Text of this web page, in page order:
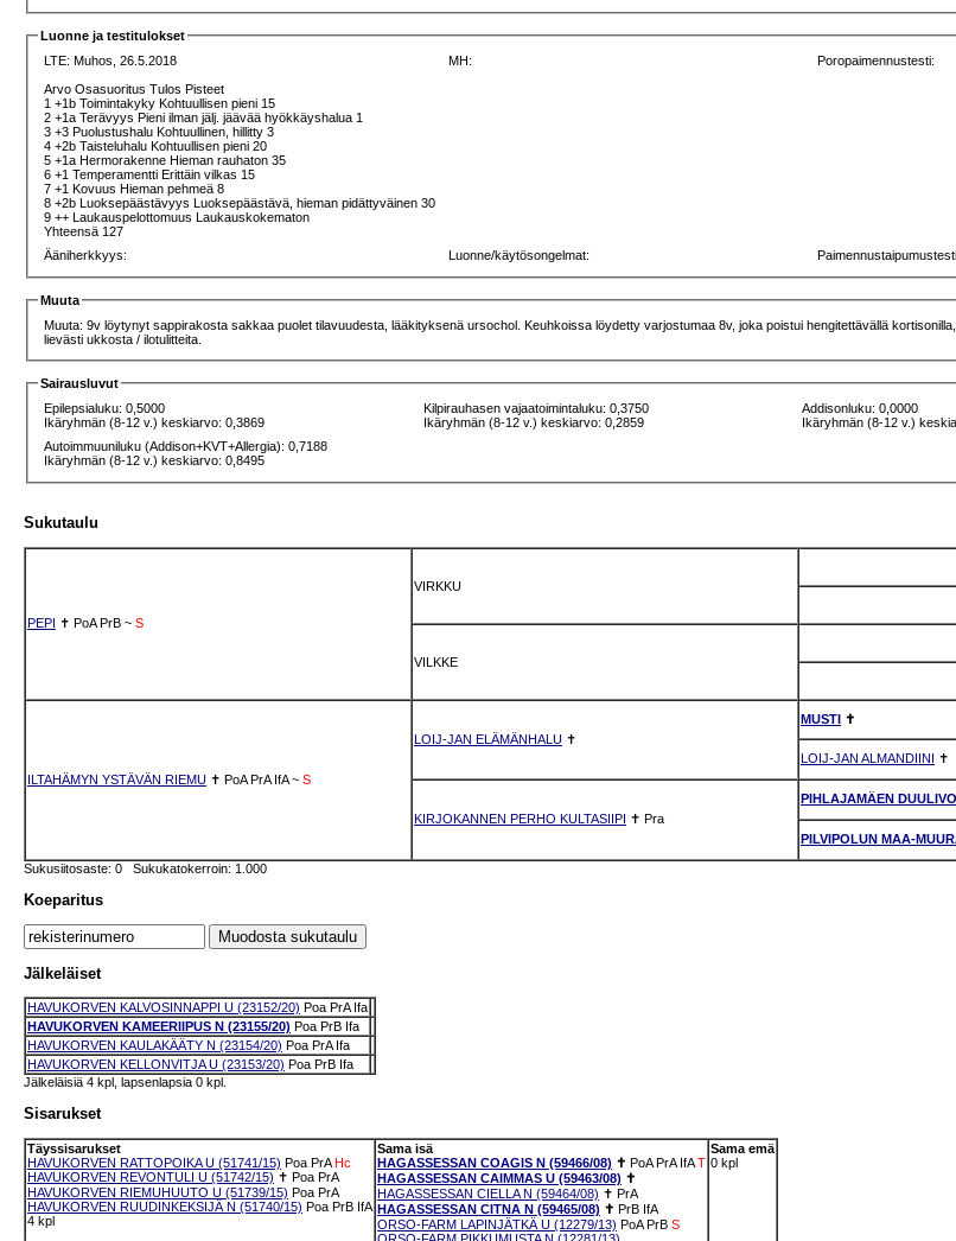
Luonne ja testitulokset
LTE:Muhos, 26.5.2018
Arvo Osasuoritus Tulos Pisteet
1 +1b Toimintakyky Kohtuullisen pieni 15
2 +1a Terävyys Pieni ilman jälj. jäävää hyökkäyshalua 1
3 +3 Puolustushalu Kohtuullinen, hillitty 3
4 +2b Taisteluhalu Kohtuullisen pieni 20
5 +1a Hermorakenne Hieman rauhaton 35
6 +1 Temperamentti Erittäin vilkas 15
7 +1 Kovuus Hieman pehmeä 8
8 +2b Luoksepäästävyys Luoksepäästävä, hieman pidättyväinen 30
9 ++ Laukauspelottomuus Laukauskokematon
Yhteensä 127
MH: Poropaimennustesti:
Ääniherkkyys: Luonne/käytösongelmat:
Muuta
Muuta: 9v löytynyt sappirakosta sakkaa puolet tilavuudesta, lääkityksenä ursochol. Keuhkoissa löydetty varjostumaa 8v, joka poistui hengitettävällä
lievästi ukkosta / ilotulitteita.
Sairausluvut
Epilepsialuku: 0,5000
Ikäryhmän (8-12 v.) keskiarvo: 0,3869
Kilpirauhasen vajaatoimintaluku: 0,3750
Ikäryhmän (8-12 v.) keskiarvo: 0,2859
Addisonluku: 0,0000
Ikäryhmän (8-12 v.)
Autoimmuuniluku (Addison+KVT+Allergia): 0,7188
Ikäryhmän (8-12 v.) keskiarvo: 0,8495
Sukutaulu
PEPI ✝ PoA PrB ~ S
VIRKKU
VILKKE
ILTAHÄMYN YSTÄVÄN RIEMU ✝ PoA PrA IfA ~ S
LOIJ-JAN ELÄMÄNHALU ✝
MUSTI ✝
LOIJ-JAN ALMANDIINI ✝
KIRJOKANNEN PERHO KULTASIIPI ✝ Pra
PIHLAJAMÄEN
PILVIPOLUN MAA-
Sukusiitosaste: 0 Sukukatokerroin: 1.000
Koeparitus
Jälkeläiset
HAVUKORVEN KALVOSINNAPPI U (23152/20) Poa PrA Ifa
HAVUKORVEN KAMEERIIPUS N (23155/20) Poa PrB Ifa
HAVUKORVEN KAULAKÄÄTY N (23154/20) Poa PrA Ifa
HAVUKORVEN KELLONVITJA U (23153/20) Poa PrB Ifa
Jälkeläisiä 4 kpl, lapsenlapsia 0 kpl.
Sisarukset
Täyssisarukset
HAVUKORVEN RATTOPOIKA U (51741/15) Poa PrA Hc
HAVUKORVEN REVONTULI U (51742/15) ✝ Poa PrA
HAVUKORVEN RIEMUHUUTO U (51739/15) Poa PrA
HAVUKORVEN RUUDINKEKSIJÄ N (51740/15) Poa PrB IfA
4 kpl
Sama isä
HAGASSESSAN COAGIS N (59466/08) ✝ PoA PrA IfA T
HAGASSESSAN CAIMMAS U (59463/08) ✝
HAGASSESSAN CIELLA N (59464/08) ✝ PrA
HAGASSESSAN CITNA N (59465/08) ✝ PrB IfA
ORSO-FARM LAPINJÄTKÄ U (12279/13) PoA PrB S
Sama emä
0 kpl